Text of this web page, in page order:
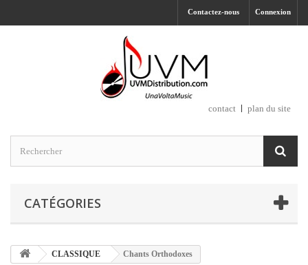
Connexion
Contactez-nous
contact plan du site
CATÉGORIES
CLASSIQUE Chants Orthodoxes